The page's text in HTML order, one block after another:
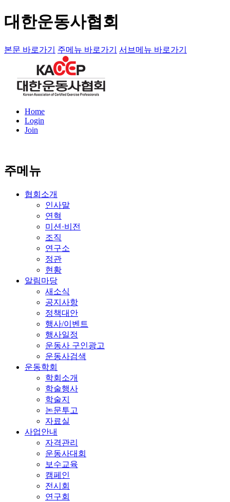
대한운동사협회
본문 바로가기 주메뉴 바로가기 서브메뉴 바로가기
Home
Login
Join
주메뉴
협회소개
인사말
연혁
미션·비전
조직
연구소
정관
현황
알림마당
새소식
공지사항
정책대안
행사/이벤트
행사일정
운동사 구인광고
운동사검색
운동학회
학회소개
학술행사
학술지
논문투고
자료실
사업안내
자격관리
운동사대회
보수교육
캠페인
전시회
연구회